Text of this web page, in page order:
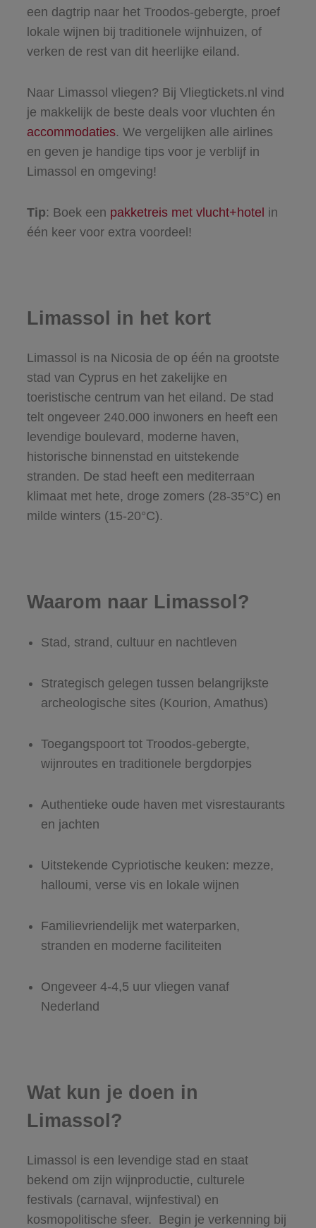
een dagtrip naar het Troodos-gebergte, proef
lokale wijnen bij traditionele wijnhuizen, of
verken de rest van dit heerlijke eiland.
Naar Limassol vliegen? Bij Vliegtickets.nl vind
je makkelijk de beste deals voor vluchten én
accommodaties. We vergelijken alle airlines
en geven je handige tips voor je verblijf in
Limassol en omgeving!
Tip: Boek een pakketreis met vlucht+hotel in
één keer voor extra voordeel!
Limassol in het kort
Limassol is na Nicosia de op één na grootste
stad van Cyprus en het zakelijke en
toeristische centrum van het eiland. De stad
telt ongeveer 240.000 inwoners en heeft een
levendige boulevard, moderne haven,
historische binnenstad en uitstekende
stranden. De stad heeft een mediterraan
klimaat met hete, droge zomers (28-35°C) en
milde winters (15-20°C).
Waarom naar Limassol?
Stad, strand, cultuur en nachtleven
Strategisch gelegen tussen belangrijkste
archeologische sites (Kourion, Amathus)
Toegangspoort tot Troodos-gebergte,
wijnroutes en traditionele bergdorpjes
Authentieke oude haven met visrestaurants
en jachten
Uitstekende Cypriotische keuken: mezze,
halloumi, verse vis en lokale wijnen
Familievriendelijk met waterparken,
stranden en moderne faciliteiten
Ongeveer 4-4,5 uur vliegen vanaf
Nederland
Wat kun je doen in
Limassol?
Limassol is een levendige stad en staat
bekend om zijn wijnproductie, culturele
festivals (carnaval, wijnfestival) en
kosmopolitische sfeer. Begin je verkenning bij